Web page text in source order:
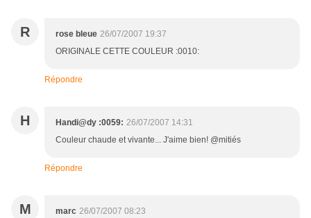
R rose bleue 26/07/2007 19:37
ORIGINALE CETTE COULEUR :0010:
Répondre
H Handi@dy :0059: 26/07/2007 14:31
Couleur chaude et vivante... J'aime bien! @mitiés
Répondre
M marc 26/07/2007 08:23